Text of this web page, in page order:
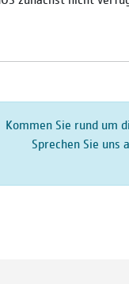
Kommen Sie rund um
Sprechen Sie